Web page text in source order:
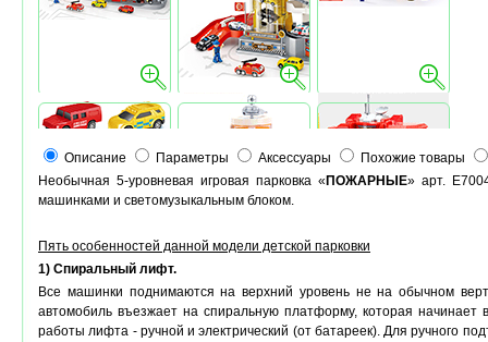
Описание Параметры Аксессуары
Похожие товары
Необычная 5-уровневая игровая парковка « ПОЖАРНЫЕ» арт.
машинками и светомузыкальным блоком.
Пять особенностей данной модели детской парковки
1) Спиральный лифт.
Все машинки поднимаются на верхний уровень не на обычном
автомобиль въезжает на спиральную платформу, которая
работы лифта - ручной и электрический (от батареек). Для ручного